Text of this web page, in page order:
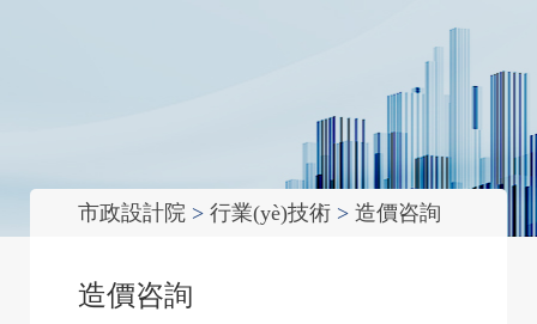
鑄造平臺 成就員工
市政設計院 > 行業(yè)技術 > 造價咨詢
造價咨詢